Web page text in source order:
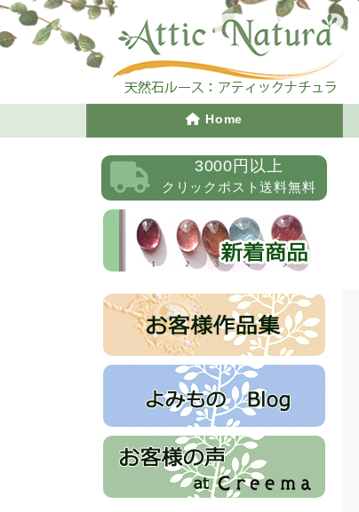
Home
3000円以上
クリックポスト送料無料